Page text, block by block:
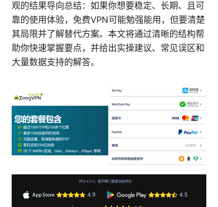
观的结果导向总结：如果你想要稳定、长期、且可
靠的使用体验，免费VPN可能勉强能用，但要清楚
其局限并了解替代方案。本文将通过清晰的结构帮
助你快速掌握要点，并给出实操建议、常见误区和
大量数据支持的解答。